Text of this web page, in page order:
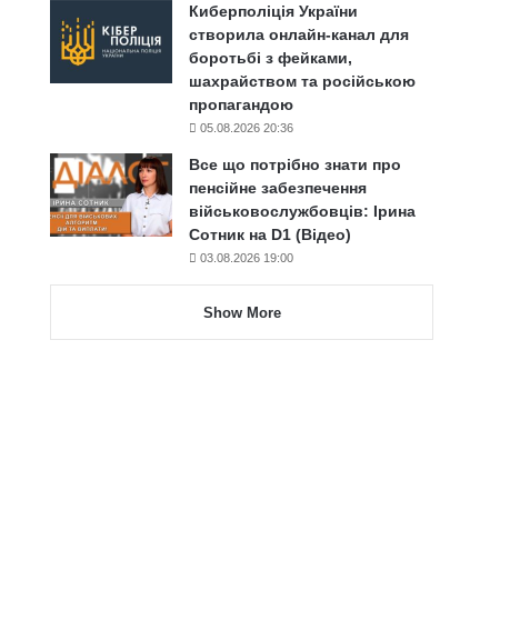
Киберполіція України
створила онлайн-канал для
боротьбі з фейками,
шахрайством та російською
пропагандою
05.08.2026 20:36
Все що потрібно знати про
пенсійне забезпечення
військовослужбовців: Ірина
Сотник на D1 (Відео)
03.08.2026 19:00
Show More